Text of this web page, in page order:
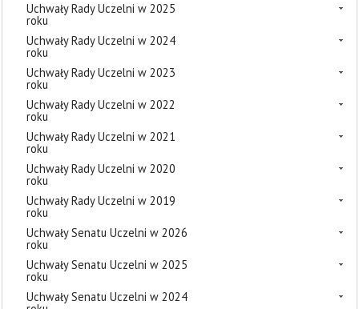
Uchwały Rady Uczelni w 2025
roku
Uchwały Rady Uczelni w 2024
roku
Uchwały Rady Uczelni w 2023
roku
Uchwały Rady Uczelni w 2022
roku
Uchwały Rady Uczelni w 2021
roku
Uchwały Rady Uczelni w 2020
roku
Uchwały Rady Uczelni w 2019
roku
Uchwały Senatu Uczelni w 2026
roku
Uchwały Senatu Uczelni w 2025
roku
Uchwały Senatu Uczelni w 2024